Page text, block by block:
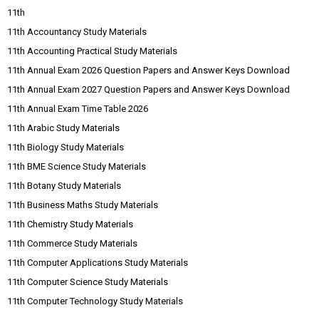
11th
11th Accountancy Study Materials
11th Accounting Practical Study Materials
11th Annual Exam 2026 Question Papers and Answer Keys Download
11th Annual Exam 2027 Question Papers and Answer Keys Download
11th Annual Exam Time Table 2026
11th Arabic Study Materials
11th Biology Study Materials
11th BME Science Study Materials
11th Botany Study Materials
11th Business Maths Study Materials
11th Chemistry Study Materials
11th Commerce Study Materials
11th Computer Applications Study Materials
11th Computer Science Study Materials
11th Computer Technology Study Materials